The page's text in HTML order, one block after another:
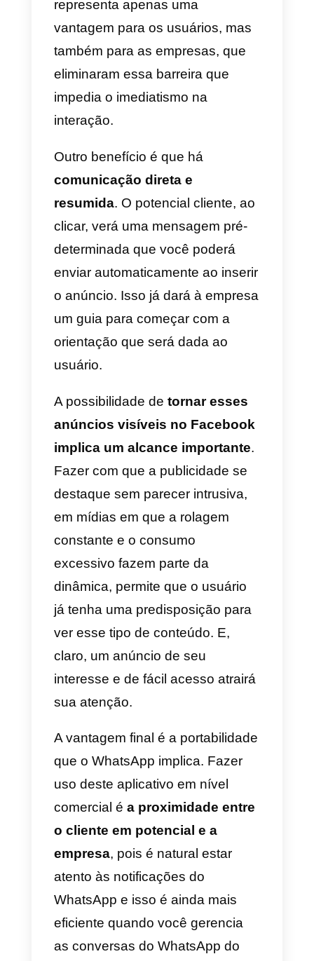
interesse, assim como em uma
loja física.
Para tornar essa interação
eficiente, o WhatsApp, uma vez
uma mensagem automática, que
indica que o potencial cliente
interessado em um produto e
adiciona o link. Isso pode ser
adiante, masa ideia é clara:
avançar muito mais rápido em
direção ao funil.
Vantagens dos anúncios
de clique para conversar
do WhatsApp
O conforto que os anúncios do
WhatsApp Click to Chat
representam é evidente:
necessidade de adicionar o
destinatário da mensagem aos
leads
, então a experiência do
usuário melhora
representa apenas uma
vantagem para os usuários, mas
também para as empresas, que
eliminaram essa barreira que
impedia o imediatismo na
interação.
Outro benefício é que há